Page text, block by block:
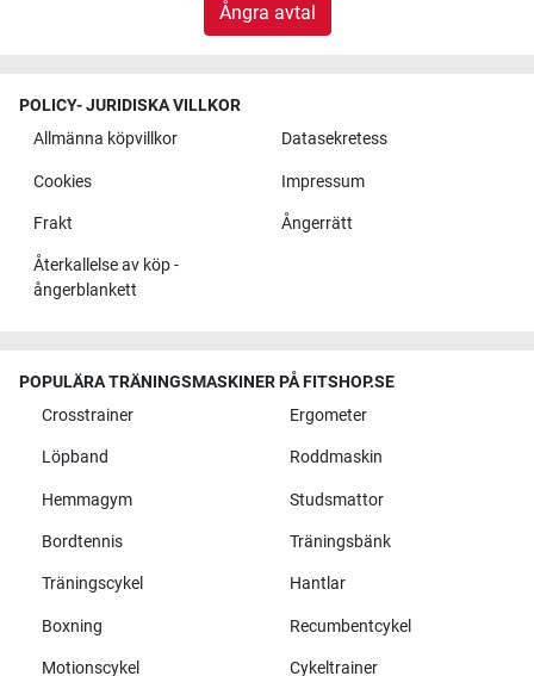
Ångra avtal
POLICY- JURIDISKA VILLKOR
Allmänna köpvillkor
Datasekretess
Cookies Impressum
Frakt Ångerrätt
Återkallelse av köp -
ångerblankett
POPULÄRA TRÄNINGSMASKINER PÅ FITSHOP.SE
Crosstrainer
Ergometer
Löpband Roddmaskin
Hemmagym Studsmattor
Bordtennis Träningsbänk
Träningscykel Hantlar
Boxning Recumbentcykel
Motionscykel Cykeltrainer